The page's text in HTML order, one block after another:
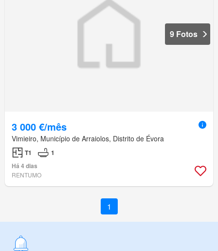
9 Fotos
3 000 €/mês
Vimieiro, Município de Arraiolos, Distrito de Évora
T1
1
Há 4 dias
RENTUMO
1